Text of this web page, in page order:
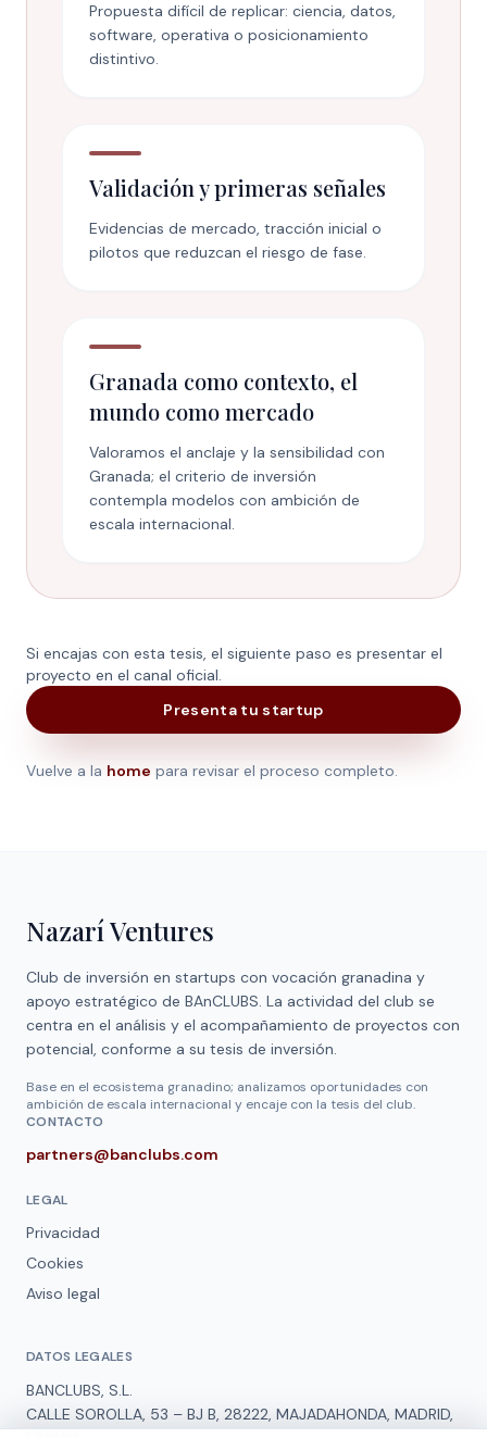
Propuesta difícil de replicar: ciencia, datos,
software, operativa o posicionamiento
distintivo.
Validación y primeras señales
Evidencias de mercado, tracción inicial o
pilotos que reduzcan el riesgo de fase.
Granada como contexto, el
mundo como mercado
Valoramos el anclaje y la sensibilidad con
Granada; el criterio de inversión
contempla modelos con ambición de
escala internacional.
Si encajas con esta tesis, el siguiente paso es presentar el
proyecto en el canal oficial.
Presenta tu startup
Vuelve a la home para revisar el proceso completo.
Nazarí Ventures
Club de inversión en startups con vocación granadina y
apoyo estratégico de BAnCLUBS. La actividad del club se
centra en el análisis y el acompañamiento de proyectos con
potencial, conforme a su tesis de inversión.
Base en el ecosistema granadino; analizamos oportunidades con
ambición de escala internacional y encaje con la tesis del club.
CONTACTO
partners@banclubs.com
LEGAL
Privacidad
Cookies
Aviso legal
DATOS LEGALES
BANCLUBS, S.L.
CALLE SOROLLA, 53 – BJ B, 28222, MAJADAHONDA, MADRID,